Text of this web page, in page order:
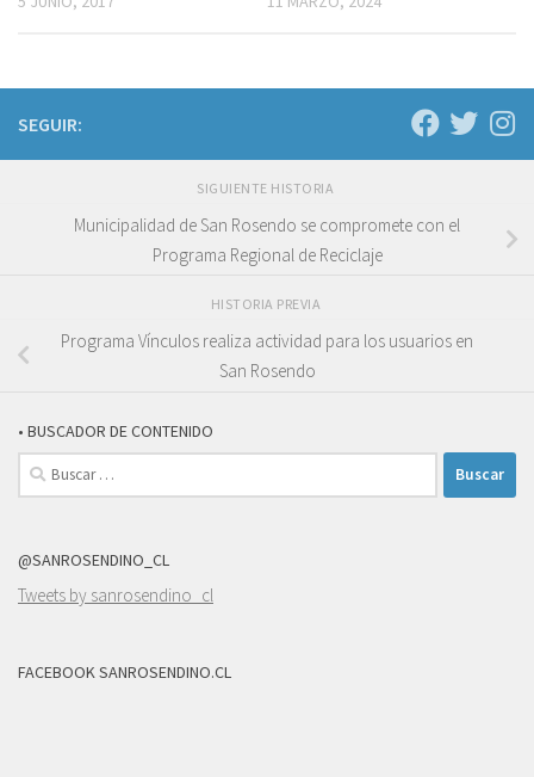
SEGUIR:
SIGUIENTE HISTORIA
Municipalidad de San Rosendo se compromete con el
Programa Regional de Reciclaje
HISTORIA PREVIA
Programa Vínculos realiza actividad para los usuarios en
San Rosendo
• BUSCADOR DE CONTENIDO
Buscar:
@SANROSENDINO_CL
Tweets by sanrosendino_cl
FACEBOOK SANROSENDINO.CL